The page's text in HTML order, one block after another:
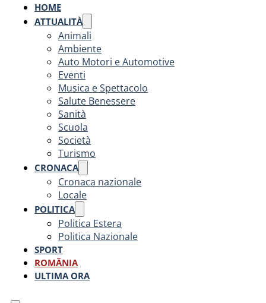
HOME
ATTUALITÀ
Animali
Ambiente
Auto Motori e Automotive
Eventi
Musica e Spettacolo
Salute Benessere
Sanità
Scuola
Società
Turismo
CRONACA
Cronaca nazionale
Locale
POLITICA
Politica Estera
Politica Nazionale
SPORT
ROMÂNIA
ULTIMA ORA